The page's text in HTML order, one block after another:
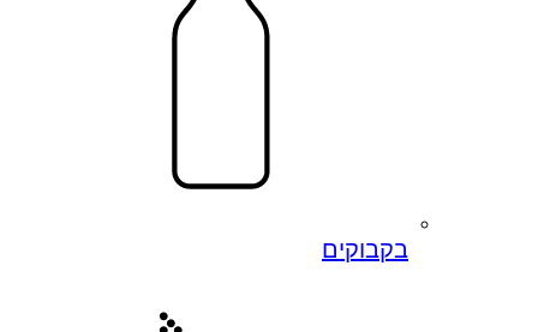
בקבוקים